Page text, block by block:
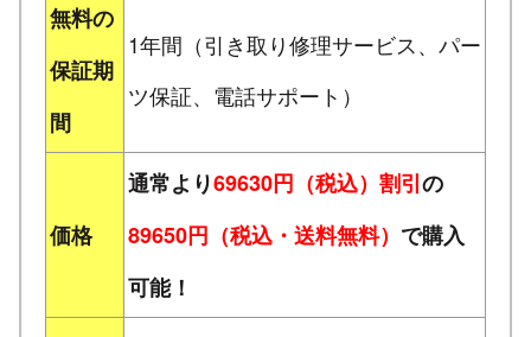
無料の
保証期
間
1年間（引き取り修理サービス、パー
ツ保証、電話サポート）
価格
通常より69630円（税込）割引の
89650円（税込・送料無料） で購入
可能！